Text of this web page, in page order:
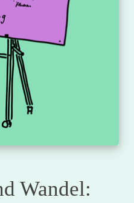
Wandel: